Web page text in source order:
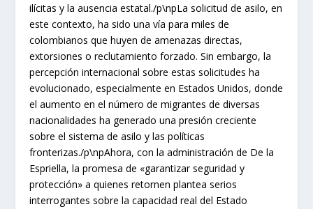
ilícitas y la ausencia estatal./p\npLa solicitud de asilo, en
este contexto, ha sido una vía para miles de
colombianos que huyen de amenazas directas,
extorsiones o reclutamiento forzado. Sin embargo, la
percepción internacional sobre estas solicitudes ha
evolucionado, especialmente en Estados Unidos, donde
el aumento en el número de migrantes de diversas
nacionalidades ha generado una presión creciente
sobre el sistema de asilo y las políticas
fronterizas./p\npAhora, con la administración de De la
Espriella, la promesa de «garantizar seguridad y
protección» a quienes retornen plantea serios
interrogantes sobre la capacidad real del Estado